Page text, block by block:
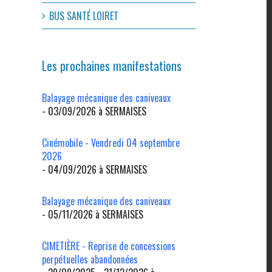
BUS SANTÉ LOIRET
Les prochaines manifestations
Balayage mécanique des caniveaux
- 03/09/2026 à SERMAISES
Cinémobile - Vendredi 04 septembre
2026
- 04/09/2026 à SERMAISES
Balayage mécanique des caniveaux
- 05/11/2026 à SERMAISES
CIMETIÈRE - Reprise de concessions
perpétuelles abandonnées